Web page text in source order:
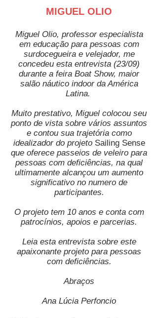
MIGUEL OLIO
Miguel Olio, professor especialista
em educação para pessoas com
surdocegueira e velejador, me
concedeu esta entrevista (23/09)
durante a feira Boat Show, maior
salão náutico indoor da América
Latina.
Muito prestativo, Miguel colocou seu
ponto de vista sobre vários assuntos
e contou sua trajetória como
idealizador do projeto Sailing Sense
que oferece passeios de veleiro para
pessoas com deficiências, na qual
ultimamente alcançou um aumento
significativo no numero de
participantes.
O projeto tem 10 anos e conta com
patrocínios, apoios e parcerias.
Leia esta entrevista sobre este
apaixonante projeto para pessoas
com deficiências.
Abraços
Ana Lúcia Perfoncio